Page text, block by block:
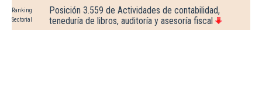
Ranking
Sectorial
Posición 3.559 de Actividades de contabilidad,
teneduría de libros, auditoría y asesoría fiscal